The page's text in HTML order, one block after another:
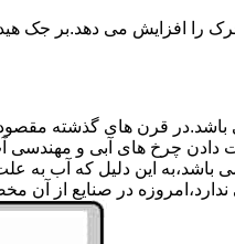
افزایش می دهد.بر جک
قرن های گذشته مقصود
چرخ های آبی و
این دلیل که آب به
در صنایع از آن